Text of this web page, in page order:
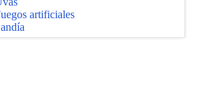
artificiales